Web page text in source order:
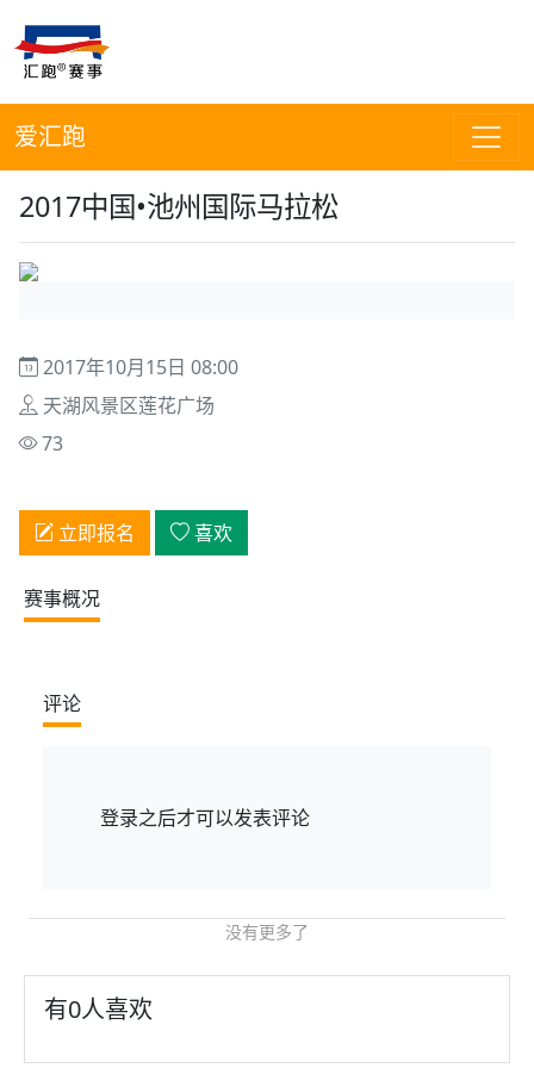
爱汇跑
2017中国•池州国际马拉松
2017年10月15日 08:00
天湖风景区莲花广场
73
立即报名 喜欢
赛事概况
评论
登录之后才可以发表评论
没有更多了
有0人喜欢